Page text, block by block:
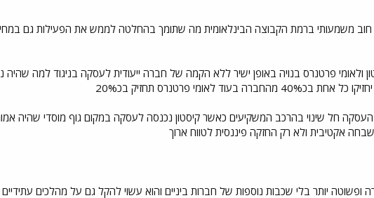
משמעותי ברמת הקבוצה הבינלאומית מה שתומך בהחלטה לממש את הפעילות גם
ולאומי פרטנרס בנויה באופן ישיר ללא הקמה של חברה ייעודית לעסקה בניגוד למה
לאומי פרטנרס תחזיק בכ20%
חל שינוי בהרכב המשקיעים כאשר קיסטון נכנסה לעסקה במקום גוף מוסדי שהיה
אקטיבית ולא רק החזקה פיננסית לטווח ארוך
ופשוטה יותר בלי שכבות נוספות של חברות ביניים והוא עשוי להקל גם על מהלכים